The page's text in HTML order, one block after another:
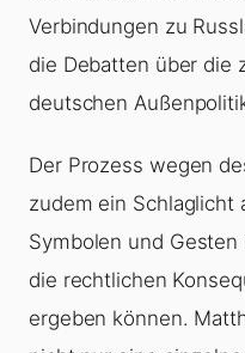
Verbindungen zu
die Debatten über die
deutschen
Der Prozess wegen
zudem ein Schlaglicht
Symbolen und
die rechtlichen
ergeben können.